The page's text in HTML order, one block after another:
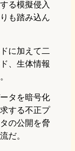
る模擬侵入
も踏み込ん
に加えて二
、生体情報
タを暗号化
する不正プ
の公開を脅
だ。